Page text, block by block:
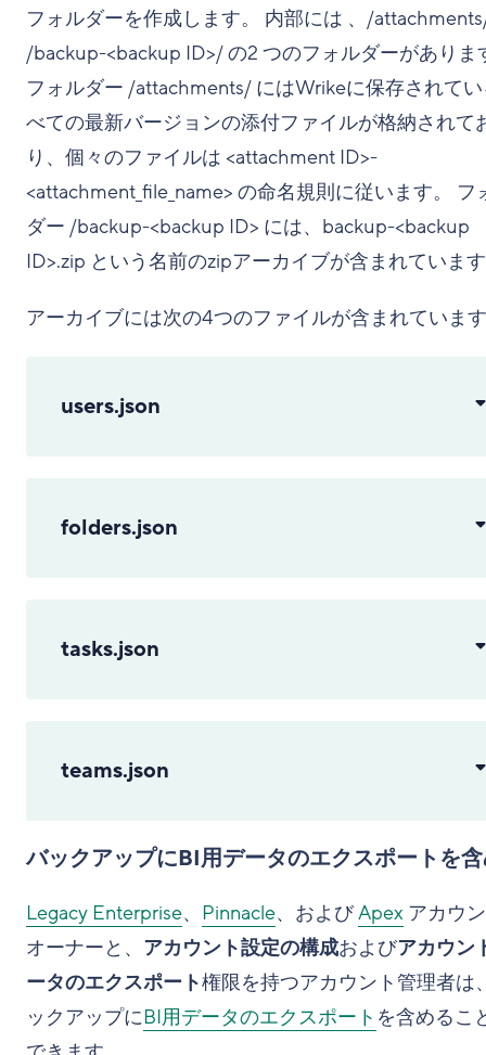
フォルダーを作成します。 内部には 、/
/backup-<backup ID>/ の2 つのフォルダーがありま
フォルダー /attachments/ にはWrikeに保存されて
べての最新バージョンの添付ファイルが格納されて
り、個々のファイルは <attachment ID>-
<attachment_file_name> の命名規則に従います。 フ
ダー /backup-<backup ID> には、backup-<backup
ID>.zip という名前のzipアーカイブが含まれていま
アーカイブには次の4つのファイルが含まれていま
users.json
folders.json
tasks.json
teams.json
バックアップにBI用データのエクスポートを
Legacy Enterprise、 Pinnacle、およびApex アカウ
オーナーと、 アカウント設定の構成およびアカウン
ータのエクスポート権限を持つアカウント管理者は
ックアップにBI用データのエクスポート を含めるこ